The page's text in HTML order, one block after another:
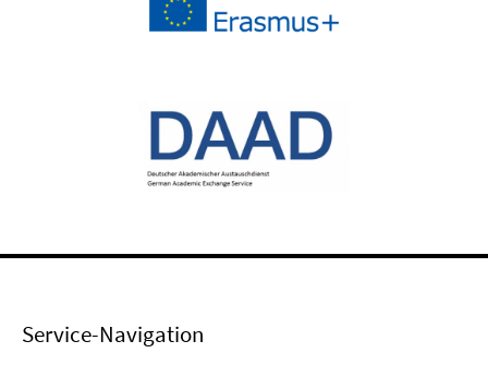
Service-Navigation